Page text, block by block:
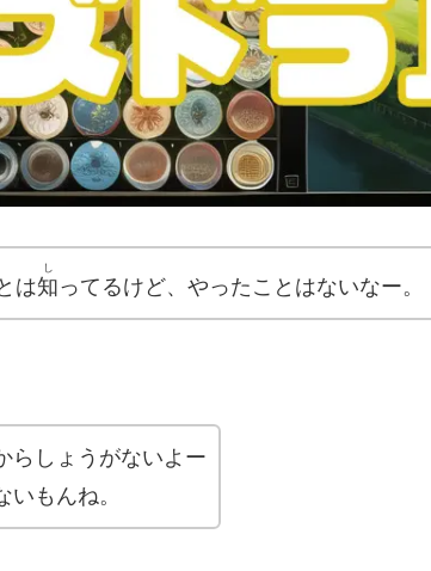
は知
し
ってるけど、やったことはないなー。
らしょうがないよー
いもんね。